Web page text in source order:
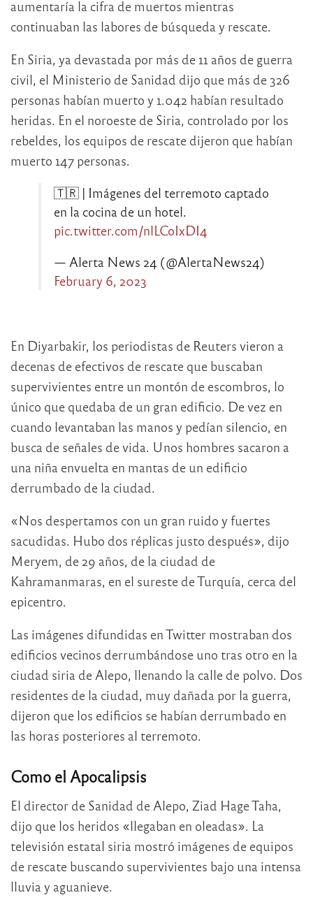
aumentaría la cifra de muertos mientras
continuaban las labores de búsqueda y rescate.
En Siria, ya devastada por más de 11 años de guerra
civil, el Ministerio de Sanidad dijo que más de 326
personas habían muerto y 1.042 habían resultado
heridas. En el noroeste de Siria, controlado por los
rebeldes, los equipos de rescate dijeron que habían
muerto 147 personas.
🇹🇷 | Imágenes del terremoto captado
en la cocina de un hotel.
pic.twitter.com/nlLCoIxDI4
— Alerta News 24 (@AlertaNews24)
February 6, 2023
En Diyarbakir, los periodistas de Reuters vieron a
decenas de efectivos de rescate que buscaban
supervivientes entre un montón de escombros, lo
único que quedaba de un gran edificio. De vez en
cuando levantaban las manos y pedían silencio, en
busca de señales de vida. Unos hombres sacaron a
una niña envuelta en mantas de un edificio
derrumbado de la ciudad.
«Nos despertamos con un gran ruido y fuertes
sacudidas. Hubo dos réplicas justo después», dijo
Meryem, de 29 años, de la ciudad de
Kahramanmaras, en el sureste de Turquía, cerca del
epicentro.
Las imágenes difundidas en Twitter mostraban dos
edificios vecinos derrumbándose uno tras otro en la
ciudad siria de Alepo, llenando la calle de polvo. Dos
residentes de la ciudad, muy dañada por la guerra,
dijeron que los edificios se habían derrumbado en
las horas posteriores al terremoto.
Como el Apocalipsis
El director de Sanidad de Alepo, Ziad Hage Taha,
dijo que los heridos «llegaban en oleadas». La
televisión estatal siria mostró imágenes de equipos
de rescate buscando supervivientes bajo una intensa
lluvia y aguanieve.